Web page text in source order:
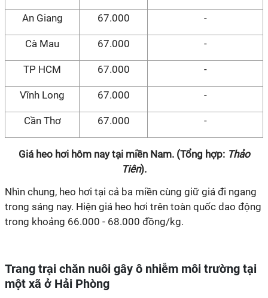
An Giang 67.000 -
Cà Mau 67.000 -
TP HCM 67.000 -
Vĩnh Long 67.000 -
Cần Thơ 67.000 -
Giá heo hơi hôm nay tại miền Nam. (Tổng hợp: Thảo
Tiên).
Nhìn chung, heo hơi tại cả ba miền cùng giữ giá đi ngang
trong sáng nay. Hiện giá heo hơi trên toàn quốc dao động
trong khoảng 66.000 - 68.000 đồng/kg.
Trang trại chăn nuôi gây ô nhiễm môi trường tại
một xã ở Hải Phòng